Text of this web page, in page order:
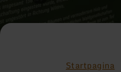
Startpagina